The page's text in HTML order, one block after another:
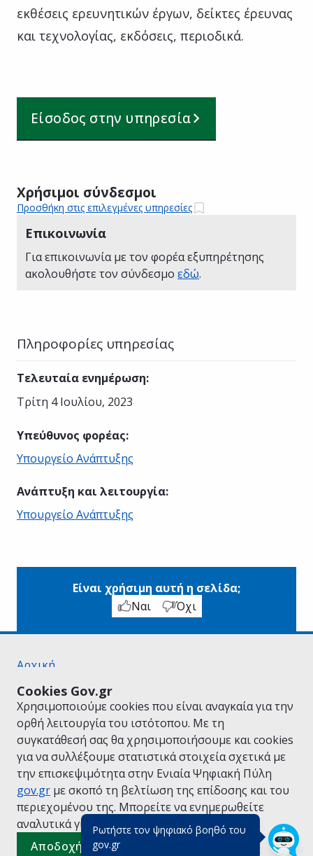
Ρωτήστε τον ψηφιακό βοηθό του
gov.gr(πάτησε για κλείσιμο)
Cookies Gov.gr
Χρησιμοποιούμε cookies που είναι αναγκαία για την
ορθή λειτουργία του ιστότοπου. Με τη
συγκατάθεσή σας θα χρησιμοποιήσουμε και cookies
για να συλλέξουμε στατιστικά στοιχεία σχετικά με
την επισκεψιμότητα στην Ενιαία Ψηφιακή Πύλη
gov.gr με σκοπό τη βελτίωση της επίδοσης και του
περιεχομένου της. Μπορείτε να ενημερωθείτε
αναλυτικά για την Πολιτική Cookies.
Αποδοχή όλων
εκθέσεις ερευνητικών έργων, δείκτες έρευνας
και τεχνολογίας, εκδόσεις, περιοδικά.
Είσοδος στην υπηρεσία
Χρήσιμοι σύνδεσμοι
Προσθήκη στις επιλεγμένες υπηρεσίες
Επικοινωνία
Για επικοινωνία με τον φορέα εξυπηρέτησης
ακολουθήστε τον σύνδεσμο εδώ.
Πληροφορίες υπηρεσίας
Τελευταία ενημέρωση:
Τρίτη 4 Ιουλίου, 2023
Υπεύθυνος φορέας:
Υπουργείο Ανάπτυξης
Ανάπτυξη και λειτουργία:
Υπουργείο Ανάπτυξης
Είναι χρήσιμη αυτή η σελίδα;
Ναι
Όχι
Αρχική
Όροι Χρήσης
Πολιτική Απορρήτου
Δήλωση προσβασιμότητας
Πολιτική cookies
Προτάσεις για το gov.gr
Υλοποίηση από το Υπουργείο Ψηφιακής
Διακυβέρνησης
Ελληνικά |Αγγλικά